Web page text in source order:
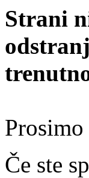
Strani
Če ste